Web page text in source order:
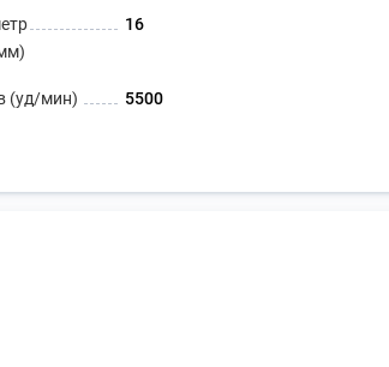
16
(уд/мин) 5500